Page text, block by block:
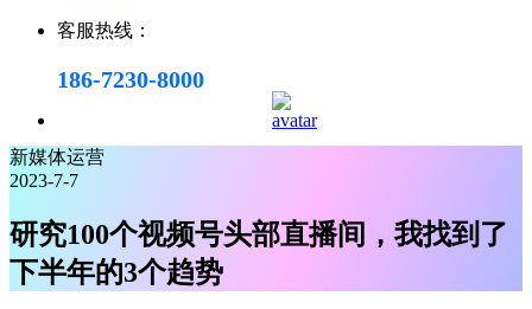
客服热线：
186-7230-8000
新媒体运营
2023-7-7
研究100个视频号头部直播间，我找到了
下半年的3个趋势